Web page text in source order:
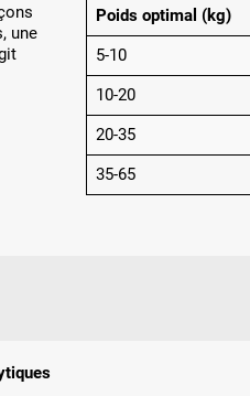
une
Poids optimal (kg)
5-10
10-20
20-35
35-65